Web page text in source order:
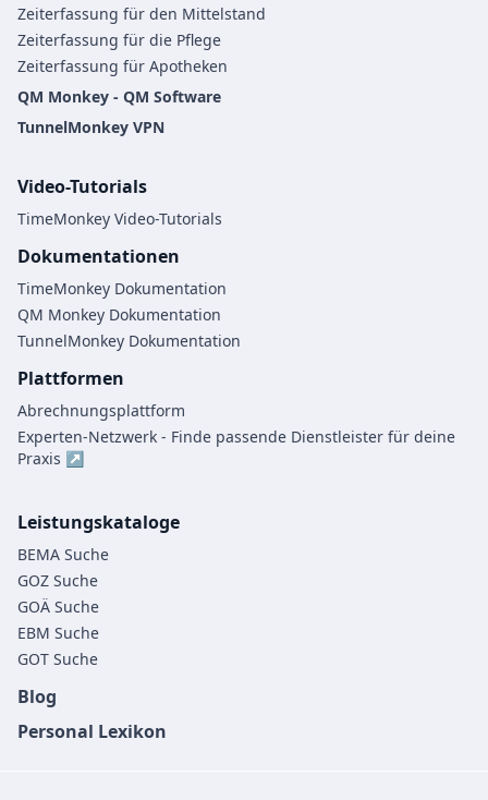
Zeiterfassung für den Mittelstand
Zeiterfassung für die Pflege
Zeiterfassung für Apotheken
QM Monkey - QM Software
TunnelMonkey VPN
Video-Tutorials
TimeMonkey Video-Tutorials
Dokumentationen
TimeMonkey Dokumentation
QM Monkey Dokumentation
TunnelMonkey Dokumentation
Plattformen
Abrechnungsplattform
Experten-Netzwerk - Finde passende Dienstleister für deine
Praxis ↗
Leistungskataloge
BEMA Suche
GOZ Suche
GOÄ Suche
EBM Suche
GOT Suche
Blog
Personal Lexikon